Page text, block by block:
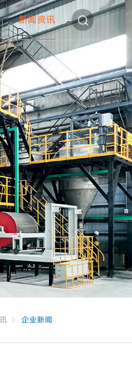
新闻资讯
企业新闻